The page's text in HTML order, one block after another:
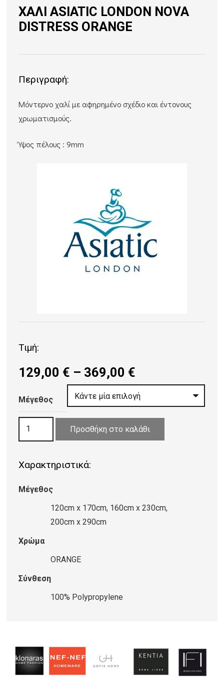
ΧΑΛΙ ASIATIC LONDON NOVA
DISTRESS ORANGE
Περιγραφή:
Μόντερνο χαλί με αφηρημένο σχέδιο και έντονους
χρωματισμούς.
Ύψος πέλους : 9mm
Τιμή:
129,00 € – 369,00 €
range:
129,00 €
369,00 €
Μέγεθος
ΧΑΛΙ
NOVA
ORANGE
ποσότητα
Προσθήκη στο καλάθι
Χαρακτηριστικά:
Μέγεθος
120cm x 170cm, 160cm x 230cm,
200cm x 290cm
Χρώμα
ORANGE
Σύνθεση
100% Polypropylene